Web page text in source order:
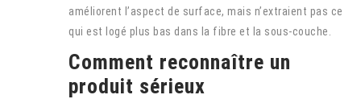
améliorent l’aspect de surface, mais n’extraient pas ce
qui est logé plus bas dans la fibre et la sous-couche.
Comment reconnaître un
produit sérieux